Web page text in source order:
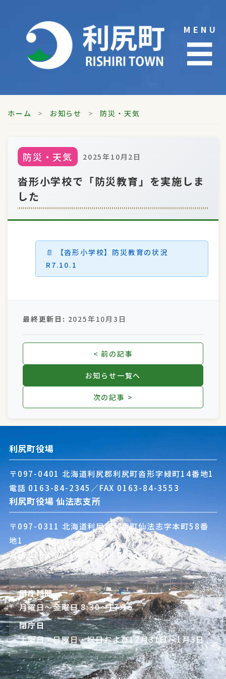
content
MENU
☰
ホーム > お知らせ > 防災・天気
防災・天気 2025年10月2日
沓形小学校で「防災教育」を実施しま
した
【沓形小学校】防災教育の状況
R7.10.1
最終更新日: 2025年10月3日
< 前の記事
お知らせ一覧へ
次の記事 >
利尻町役場
〒097-0401 北海道利尻郡利尻町沓形字緑町14番地1
電話 0163-84-2345 ／FAX 0163-84-3553
利尻町役場 仙法志支所
〒097-0311 北海道利尻郡利尻町仙法志字本町58番
地1
電話0163-85-1011 ／FAX 0163-85-1745
開庁時間
月曜日～金曜日 8:30～17:15
閉庁日
土曜日・日曜日・祝日および12月31日～1月3日